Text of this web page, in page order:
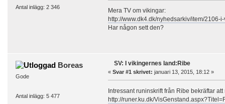
Antal inlägg: 2 346
Mera TV om vikingar:
http://www.dk4.dk/nyhedsarkiv/item/2106-
Har någon sett den?
Boreas
Gode
Antal inlägg: 5 477
SV: I vikingernes land:Ribe
« Svar #1 skrivet: januari 13, 2015, 18:12 »
Intressant runinskrift från Ribe bekräftar
http://runer.ku.dk/